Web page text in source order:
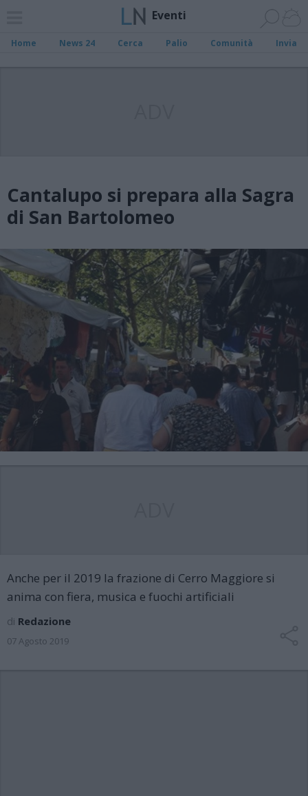
Eventi
Home News 24 Cerca Palio Comunità Invia
Cantalupo si prepara alla Sagra
di San Bartolomeo
Anche per il 2019 la frazione di Cerro Maggiore si
anima con fiera, musica e fuochi artificiali
di Redazione
07 Agosto 2019